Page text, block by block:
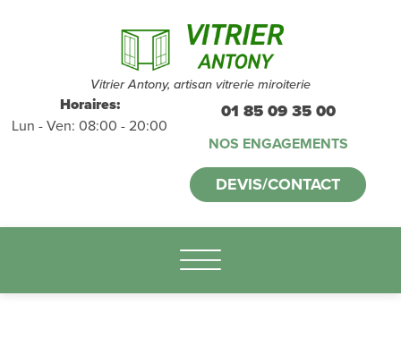
Vitrier Antony, artisan vitrerie miroiterie
Horaires:
Lun - Ven: 08:00 - 20:00
01 85 09 35 00
NOS ENGAGEMENTS
DEVIS/CONTACT
Devis et
déplacements
gratuitssans
engagement
appelez-nous :
01.85.09.35.00